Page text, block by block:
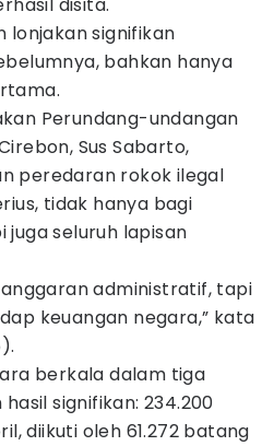
lonjakan signifikan
bahkan hanya
Perundang-undangan
Sus Sabarto,
peredaran rokok ilegal
tidak hanya bagi
seluruh lapisan
administratif, tapi
keuangan negara,” kata
berkala dalam tiga
signifikan: 234.200
diikuti oleh 61.272 batang